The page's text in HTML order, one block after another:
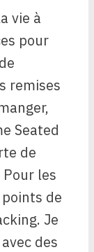
vie à
pour
remises
Seated
de
les
de
Je
des